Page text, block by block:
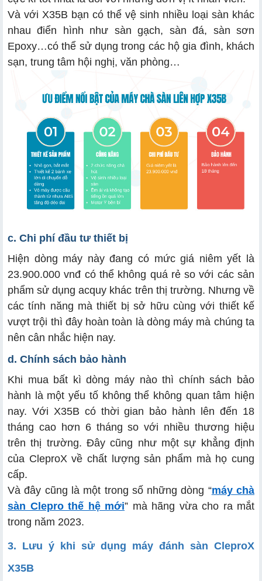
Và với X35B bạn có thể vệ sinh nhiều loại sàn khác
nhau điển hình như sàn gạch, sàn đá, sàn sơn
Epoxy…có thể sử dụng trong các hộ gia đình, khách
sạn, trung tâm hội nghị, văn phòng…
c. Chi phí đầu tư thiết bị
Hiện dòng máy này đang có mức giá niêm yết là
23.900.000 vnđ có thể không quá rẻ so với các sản
phẩm sử dụng acquy khác trên thị trường. Nhưng về
các tính năng mà thiết bị sở hữu cùng với thiết kế
vượt trội thì đây hoàn toàn là dòng máy mà chúng ta
nên cân nhắc hiện nay.
d. Chính sách bảo hành
Khi mua bất kì dòng máy nào thì chính sách bảo
hành là một yếu tố không thể không quan tâm hiện
nay. Với X35B có thời gian bảo hành lên đến 18
tháng cao hơn 6 tháng so với nhiều thương hiệu
trên thị trường. Đây cũng như một sự khẳng định
của CleproX về chất lượng sản phẩm mà họ cung
cấp.
Và đây cũng là một trong số những dòng “máy chà
sàn Clepro thế hệ mới” mà hãng vừa cho ra mắt
trong năm 2023.
3. Lưu ý khi sử dụng máy đánh sàn CleproX
X35B